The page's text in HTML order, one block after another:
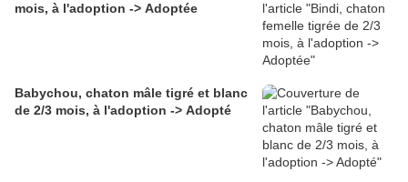
mois, à l'adoption -> Adoptée
Babychou, chaton mâle tigré et blanc
de 2/3 mois, à l'adoption -> Adopté